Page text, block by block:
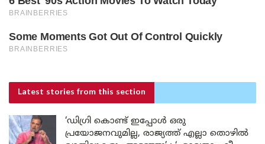
Latest stories from this section
‘ഡിഗ്രി കൊണ്ട് ഇപ്പോൾ ഒരു
പ്രയോജനവുമില്ല, രാജ്യത്ത് എല്ലാ തൊഴിൽ